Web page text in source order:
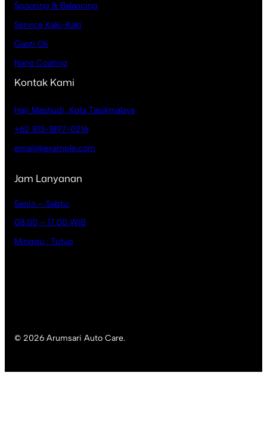
Spooring & Balancing
Service Kaki-Kaki
Ganti Oli
Nano Coating
Kontak Kami
Haji Mashudi, Kota Tasikmalaya
+62 813-1897-0216
email@example.com
Jam Lanyanan
Senin – Sabtu:
08.00 – 17.00 WIB
Minggu : Tutup
© 2026 Arumsari Auto Care.